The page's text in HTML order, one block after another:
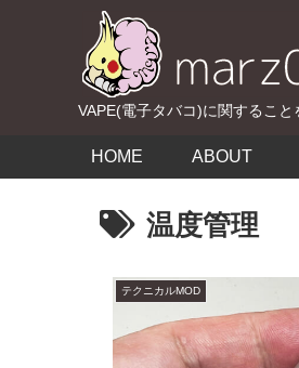
VAPE(電子タバコ)に関すること
HOME ABOUT
温度管理
テクニカルMOD